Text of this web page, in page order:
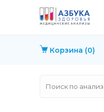
Корзина (0)